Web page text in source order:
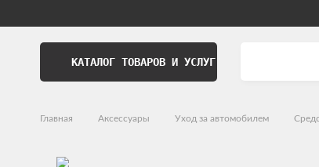
КАТАЛОГ ТОВАРОВ И УСЛУГ
Главная Аксессуары Уход за автомобилем